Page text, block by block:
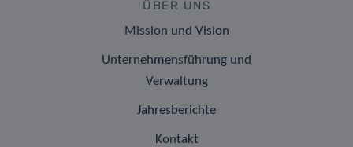
ÜBER UNS
Mission und Vision
Unternehmensführung und
Verwaltung
Jahresberichte
Kontakt